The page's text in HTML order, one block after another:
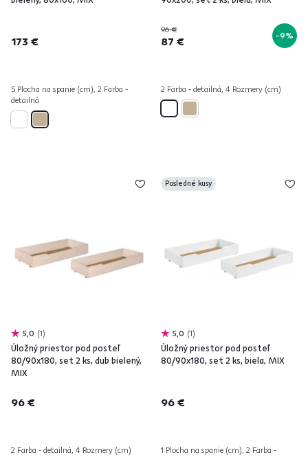
173 €
5 Plocha na spanie (cm), 2 Farba -
detailná
96 €
87 € -9%
2 Farba - detailná, 4 Rozmery (cm)
5,0 1
Úložný priestor pod posteľ
80/90x180, set 2 ks, dub bielený,
MIX
96 €
2 Farba - detailná, 4 Rozmery (cm)
Posledné kusy
5,0 1
Úložný priestor pod posteľ
80/90x180, set 2 ks, biela, MIX
96 €
1 Plocha na spanie (cm), 2 Farba -